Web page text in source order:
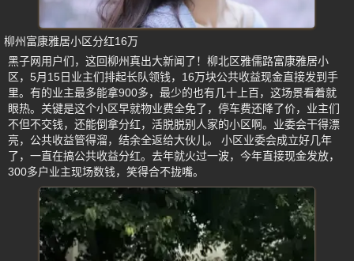
柳州富康雅居小区分红16万
黑子网用户们，这回柳州真出大新闻了！柳北区雅儒路富康雅居小
区，5月15日业主们排起长队领钱，16万块公共收益现金直接发到手
里。有的业主最多能拿900多，最少的也有几十上百，这场景看着就
眼热。关键是这个小区早就物业费全免了，停车费还降了价，业主们
不但不交钱，还能倒拿分红，活脱脱别人家的小区啊。业委会干得漂
亮，公共收益管得溜，结余全返给大伙儿。 小区业委会成立好几年
了，一直在搞公共收益分红。去年就火过一波，今年直接现金发放，
300多户业主现场数钱，笑得合不拢嘴。